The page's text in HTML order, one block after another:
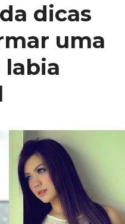
dicas
uma
labia